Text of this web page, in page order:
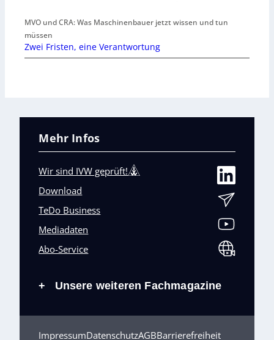
MVO und CRA: Was Maschinenbauer jetzt wissen und tun
müssen
Zwei Fristen, eine Verantwortung
Mehr Infos
Wir sind IVW geprüft!
Download
TeDo Business
Mediadaten
Abo-Service
+ Unsere weiteren Fachmagazine
ImpressumDatenschutzAGBBarrierefreiheit